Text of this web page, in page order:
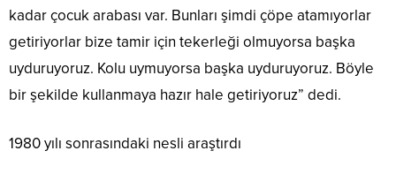
kadar çocuk arabası var. Bunları şimdi çöpe atamıyorlar
getiriyorlar bize tamir için tekerleği olmuyorsa başka
uyduruyoruz. Kolu uymuyorsa başka uyduruyoruz. Böyle
bir şekilde kullanmaya hazır hale getiriyoruz” dedi.
1980 yılı sonrasındaki nesli araştırdı